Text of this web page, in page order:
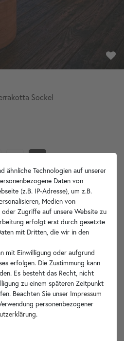
Sockel
2 von 2
Vorteile
-
Waschbecken Unikate!
ähnliche Technologien auf unserer
Daten von
(z.B. IP-Adresse), um z.B.
Medien von
Zugriffe auf unsere Website zu
erfolgt erst durch gesetzte
mit Dritten, die wir in den
mit Einwilligung oder aufgrund
erfolgen. Die Zustimmung kann
Es besteht das Recht, nicht
zu einem späteren Zeitpunkt
Beachten Sie unser Impressum
personenbezogener
.